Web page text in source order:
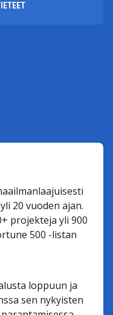
20 vuoden ajan.
projekteja yli 900
500 -listan
loppuun ja
sen nykyisten